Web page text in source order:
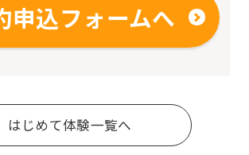
申込フォームへ
はじめて体験一覧へ